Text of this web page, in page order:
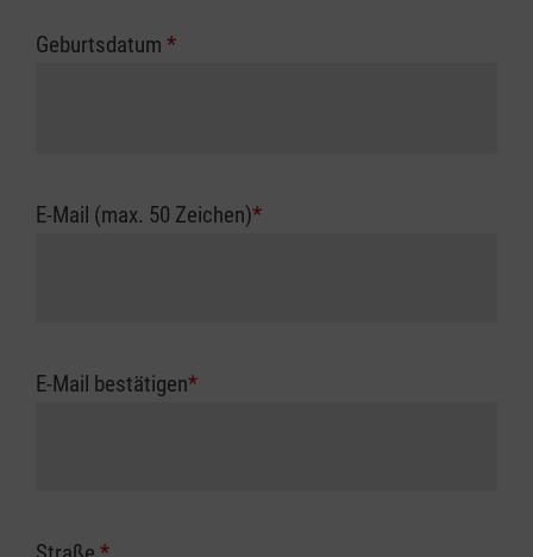
Geburtsdatum *
E-Mail (max. 50 Zeichen)*
E-Mail bestätigen*